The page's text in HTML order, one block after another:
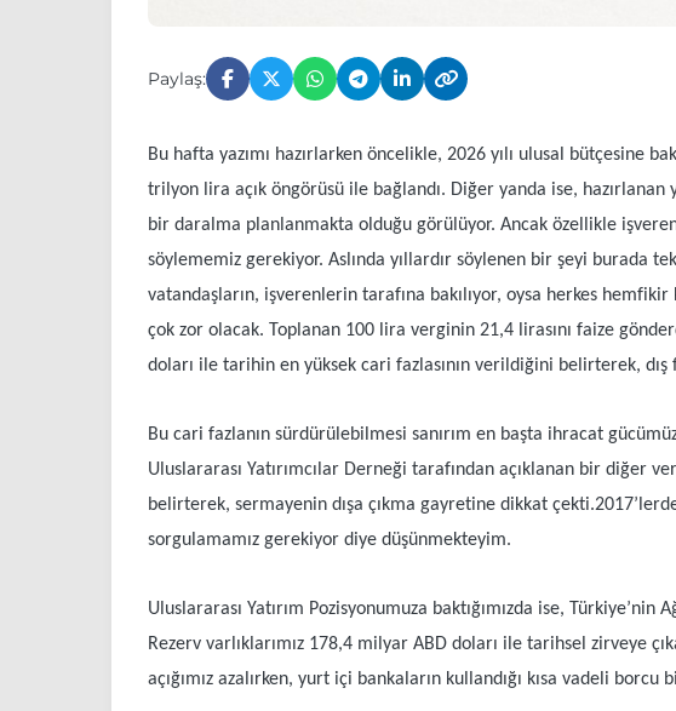
Paylaş:
Bu hafta yazımı hazırlarken öncelikle, 2026 yılı ulusal
trilyon lira açık öngörüsü ile bağlandı. Diğer yanda ise,
bir daralma planlanmakta olduğu görülüyor. Ancak özellikle işveren
söylememiz gerekiyor. Aslında yıllardır söylenen bir şeyi burada
vatandaşların, işverenlerin tarafına bakılıyor, oysa herkes
çok zor olacak. Toplanan 100 lira verginin 21,4 lirasını faize
doları ile tarihin en yüksek cari fazlasının verildiğini belirterek, dış
Bu cari fazlanın sürdürülebilmesi sanırım en başta ihracat
Uluslararası Yatırımcılar Derneği tarafından açıklanan bir diğer
belirterek, sermayenin dışa çıkma gayretine dikkat
sorgulamamız gerekiyor diye düşünmekteyim.
Uluslararası Yatırım Pozisyonumuza baktığımızda ise,
Rezerv varlıklarımız 178,4 milyar ABD doları ile tarihsel zirveye
açığımız azalırken, yurt içi bankaların kullandığı kısa vadeli